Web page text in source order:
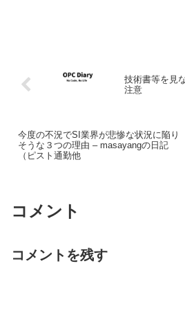
技術書等を見
注意
今度の不況でSI業界が悲惨な状況に陥り
そうな３つの理由 – masayangの日記
（ピスト通勤他
コメント
コメントを残す